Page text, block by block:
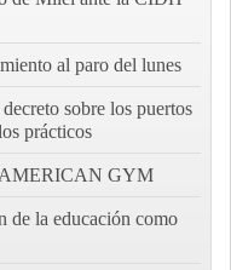
al paro del lunes
sobre los puertos
prácticos
AMERICAN GYM
de la educación como